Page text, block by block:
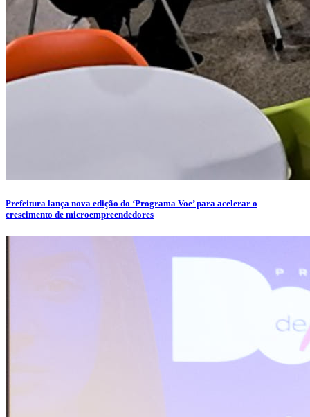
Prefeitura lança nova edição do ‘Programa Voe’ para acelerar o
crescimento de microempreendedores